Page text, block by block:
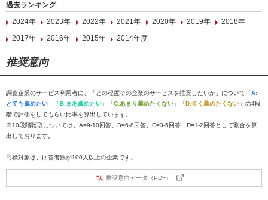
過去ランキング
2024年
2023年 2022年 2021年 2020年 2019年
2018年
2017年
2016年 2015年 2014年度
推奨意向
調査企業のサービス利用者に、「どの程度その企業のサービスを推奨したいか」について「A:
とても薦めたい 」「B:まあ薦めたい 」「C:あまり薦めたくない 」「D:全く薦めたくない 」の4段
階で評価をしてもらい比率を算出しています。
※10段階聴取については、A=9-10回答、B=6-8回答、C=3-5回答、D=1-2回答として割合を算
出しております。
商標対象は、回答者数が100人以上の企業です。
推奨意向データ（PDF）